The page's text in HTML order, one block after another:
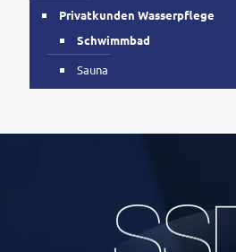
Privatkunden Wasserpflege
Schwimmbad
Sauna